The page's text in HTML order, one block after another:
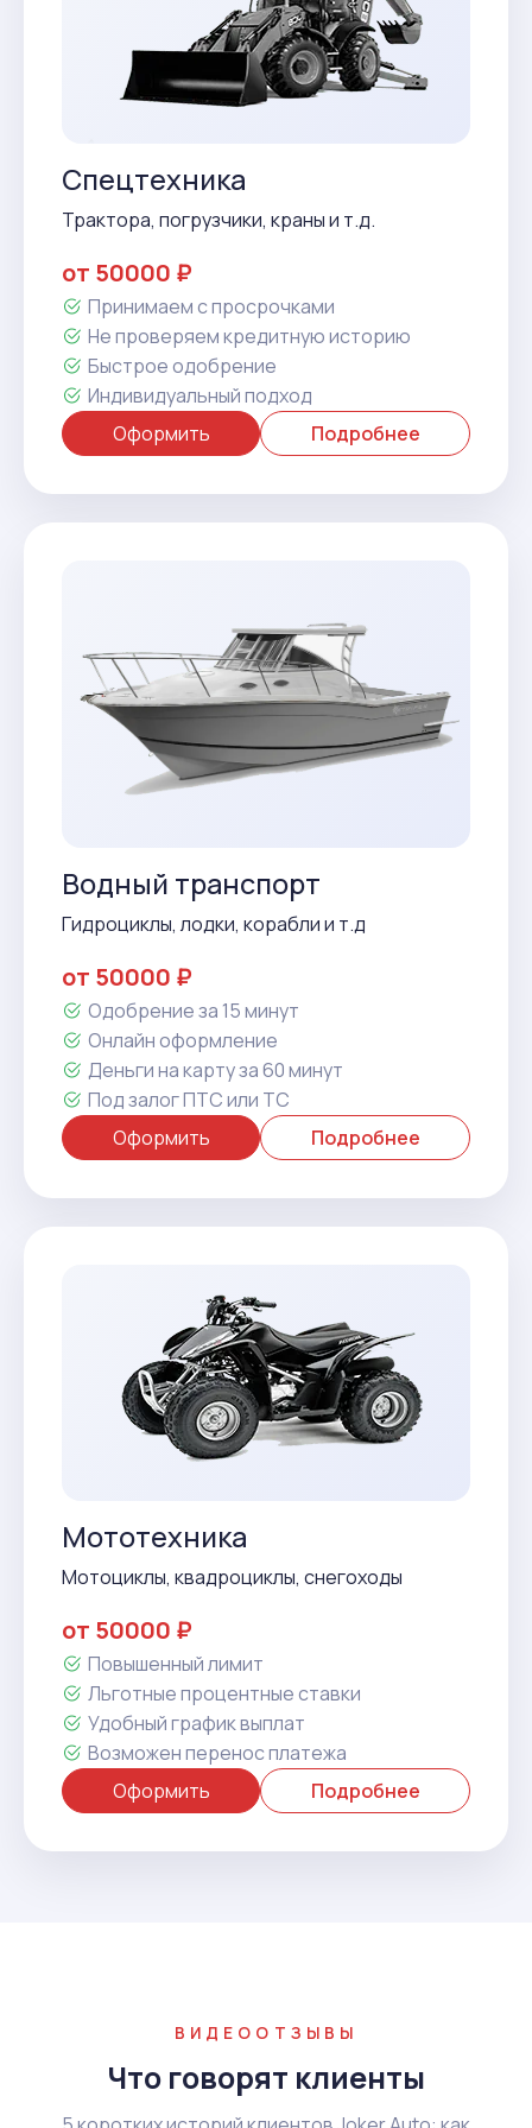
Спецтехника
Трактора, погрузчики, краны и т.д.
от 50000 ₽
Принимаем с просрочками
Не проверяем кредитную историю
Быстрое одобрение
Индивидуальный подход
Оформить
Подробнее
Водный транспорт
Гидроциклы, лодки, корабли и т.д
от 50000 ₽
Одобрение за 15 минут
Онлайн оформление
Деньги на карту за 60 минут
Под залог ПТС или ТС
Оформить
Подробнее
Мототехника
Мотоциклы, квадроциклы, снегоходы
от 50000 ₽
Повышенный лимит
Льготные процентные ставки
Удобный график выплат
Возможен перенос платежа
Оформить
Подробнее
ВИДЕООТЗЫВЫ
Что говорят клиенты